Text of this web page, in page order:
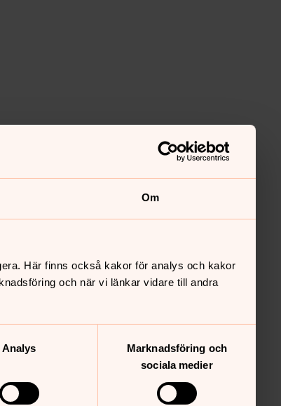
Om
Här finns också kakor för analys och kakor
och när vi länkar vidare till andra
Analys
Marknadsföring och
sociala medier